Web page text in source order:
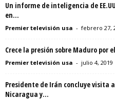
Un informe de inteligencia de
en...
Premier televisión usa - febrero 27,
Crece la presión sobre Maduro
Premier televisión usa - julio 4, 2019
Presidente de Irán concluye visita
Nicaragua y...